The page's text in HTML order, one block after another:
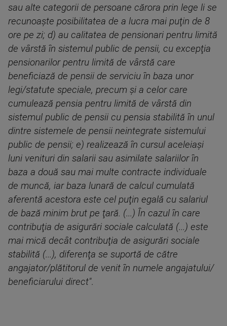
sau alte categorii de persoane cărora prin lege li se
recunoaşte posibilitatea de a lucra mai puţin de 8
ore pe zi; d) au calitatea de pensionari pentru limită
de vârstă în sistemul public de pensii, cu excepţia
pensionarilor pentru limită de vârstă care
beneficiază de pensii de serviciu în baza unor
legi/statute speciale, precum şi a celor care
cumulează pensia pentru limită de vârstă din
sistemul public de pensii cu pensia stabilită în unul
dintre sistemele de pensii neintegrate sistemului
public de pensii; e) realizează în cursul aceleiaşi
luni venituri din salarii sau asimilate salariilor în
baza a două sau mai multe contracte individuale
de muncă, iar baza lunară de calcul cumulată
aferentă acestora este cel puţin egală cu salariul
de bază minim brut pe ţară. (...) În cazul în care
contribuţia de asigurări sociale calculată (...) este
mai mică decât contribuţia de asigurări sociale
stabilită (...), diferenţa se suportă de către
angajator/plătitorul de venit în numele angajatului/
beneficiarului direct".